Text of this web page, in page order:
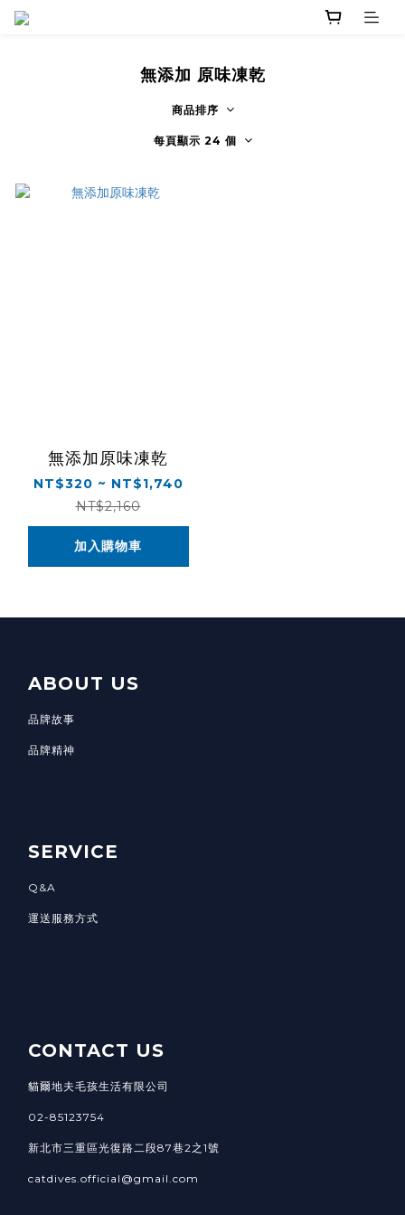
無添加 原味凍乾
商品排序
每頁顯示 24 個
無添加原味凍乾
NT$320 ~ NT$1,740
NT$2,160
加入購物車
ABOUT US
品牌故事
品牌精神
SERVICE
Q&A
運送服務方式
CONTACT US
貓爾地夫毛孩生活有限公司
02-85123754
新北市三重區光復路二段87巷2之1號
catdives.official@gmail.com